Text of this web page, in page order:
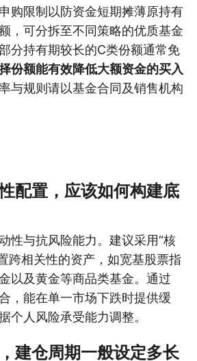
购限制以防资金短期摊薄原持有
，可分拆至不同策略的优质基金
分持有期较长的C类份额通常免
份额能有效降低大额资金的买入
与规则请以基金合同及销售机构
配置，应该如何构建底
性与抗风险能力。建议采用“核
跨相关性的资产，如宽基股票指
以及黄金等商品类基金。通过
，能在单一市场下跌时提供缓
个人风险承受能力调整。
建仓周期一般设定多长